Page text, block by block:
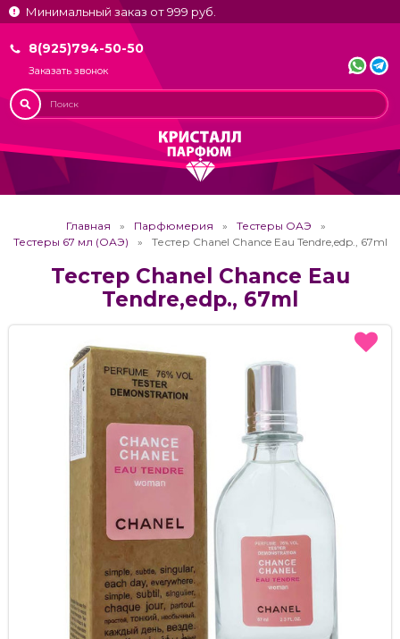
Минимальный заказ от 999 руб.
8(925)794-50-50
Заказать звонок
Главная Парфюмерия
Тестеры ОАЭ
Тестеры 67 мл (ОАЭ)
Тестер Chanel Chance Eau Tendre,edp., 67ml
Тестер Chanel Chance Eau
Tendre,edp., 67ml